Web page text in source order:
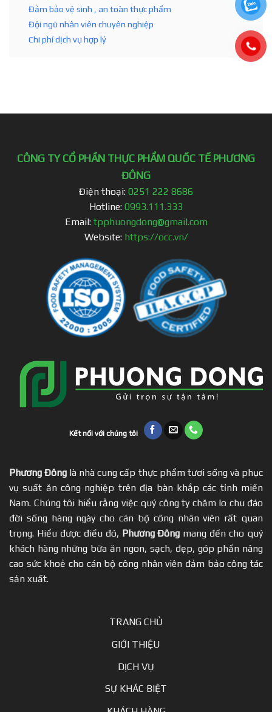
Đảm bảo vệ sinh , an toàn thực phẩm
Đội ngũ nhân viên chuyên nghiệp
Chi phí dịch vụ hợp lý
CÔNG TY CỔ PHẦN THỰC PHẨM QUỐC TẾ PHƯƠNG
ĐÔNG
Điện thoại: 0251 222 8686
Hotline: 0993.111.333
Email: tpphuongdong@gmail.com
Website: https://occ.vn/
Kết nối với chúng tôi
Phương Đông là nhà cung cấp thực phẩm tươi sống và phục
vụ suất ăn công nghiệp trên địa bàn khắp các tỉnh miền
Nam. Chúng tôi hiểu rằng việc quý công ty chăm lo chu đáo
đời sống hàng ngày cho cán bộ công nhân viên rất quan
trọng. Hiểu được điều đó, Phương Đông mang đến cho quý
khách hàng những bữa ăn ngon, sạch, đẹp, góp phần nâng
cao sức khoẻ cho cán bộ công nhân viên đảm bảo công tác
sản xuất.
TRANG CHỦ
GIỚI THIỆU
DỊCH VỤ
SỰ KHÁC BIỆT